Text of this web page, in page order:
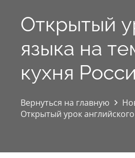
Открытый
языка на
кухня
Вернуться на главную
Открытый урок